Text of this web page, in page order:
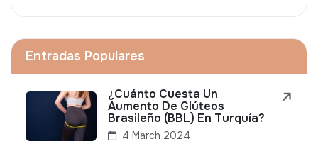
Entradas Populares
¿Cuánto Cuesta Un
Aumento De Glúteos
Brasileño (BBL) En Turquía?
4 March 2024